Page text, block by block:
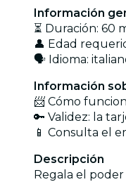
Información
⏳ Duración: 60
👤 Edad
🗣️ Idioma:
Información
📨 Cómo
🔑 Validez: la
📱 Consulta el
Descripción
Regala el